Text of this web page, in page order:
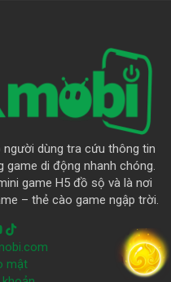
dùng tra cứu thông tin
game di động nhanh chóng.
game H5 đồ sộ và là nơi
– thẻ cào game ngập trời.
mật